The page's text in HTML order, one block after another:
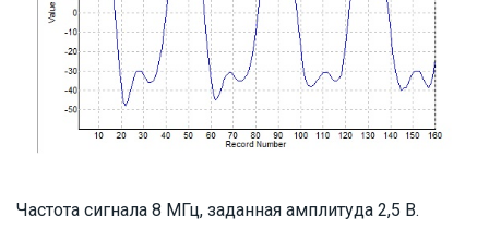
Частота сигнала 8 МГц, заданная амплитуда 2,5 В.